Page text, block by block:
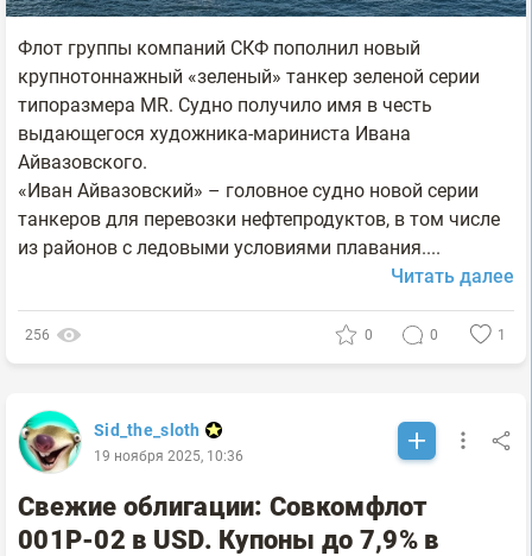
Флот группы компаний СКФ пополнил новый
крупнотоннажный «зеленый» танкер зеленой серии
типоразмера MR. Судно получило имя в честь
выдающегося художника-мариниста Ивана
Айвазовского.
«Иван Айвазовский» – головное судно новой серии
танкеров для перевозки нефтепродуктов, в том числе
из районов с ледовыми условиями плавания....
Читать далее
256 0 0 1
Sid_the_sloth
19 ноября 2025, 10:36
Свежие облигации: Совкомфлот
001Р-02 в USD. Купоны до 7,9% в